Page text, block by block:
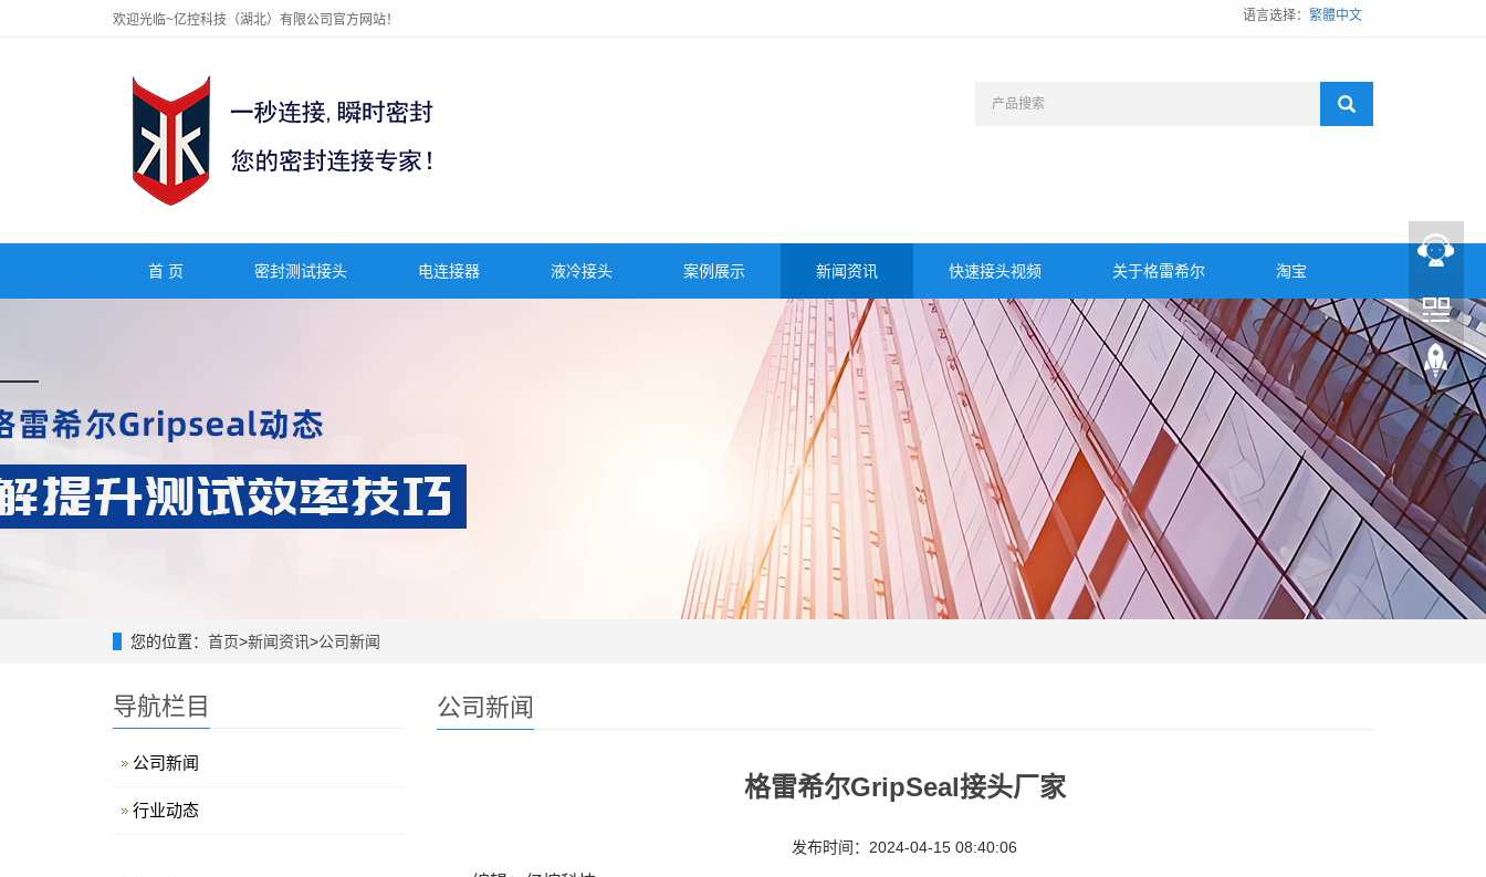
欢迎光临~亿控科技（湖北）有限公司官方网站！ 语言选择： 繁體中文
首 页 密封测试接头 电连接器 液冷接头 案例展示 新闻资讯 快速接头视频 关于格雷希尔 淘宝
您的位置： 首页>新闻资讯>公司新闻
公司新闻
格雷希尔GripSeal接头厂家
发布时间：2024-04-15 08:40:06
导航栏目
公司新闻
行业动态